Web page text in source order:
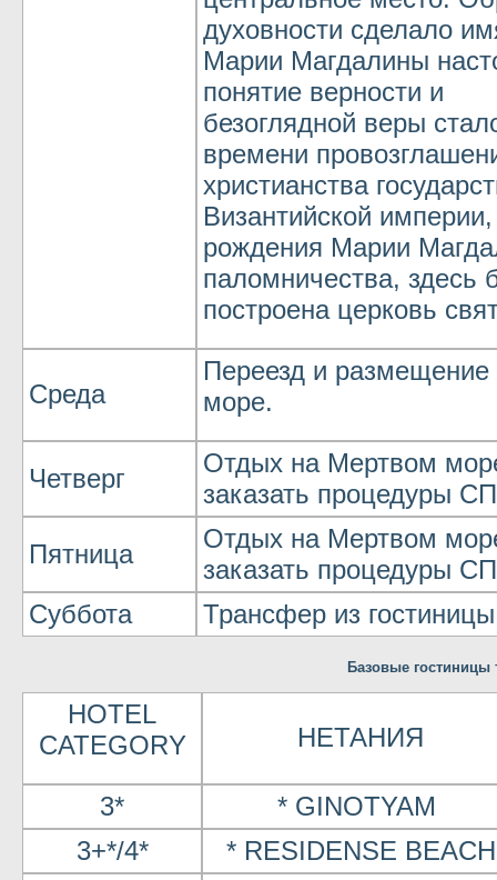
духовности сделало
Марии Магдалины
понятие верности и
безоглядной веры
времени
христианства
Византийской
рождения Марии
паломничества, здесь
построена церковь
Среда
Переезд и
море.
Четверг
Отдых на Мертвом
заказать процедуры
Пятница
Отдых на Мертвом
заказать процедуры
Суббота
Трансфер из
Базовые гостиницы
HOTEL
CATEGORY
НЕТАНИЯ
3*
* GINOTYAM
3+*/4*
* RESIDENSE BEACH